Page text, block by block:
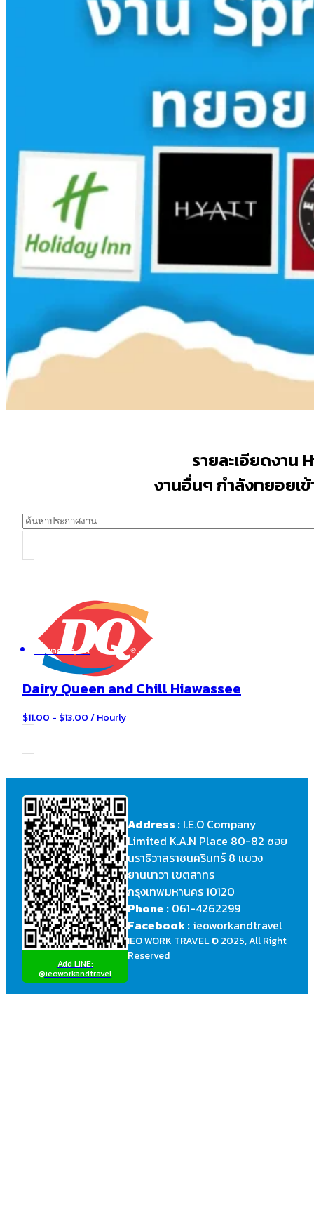
รายละเอียดงาน
งานอื่นๆ กำลังทยอยเ
Hiawassee, GA
Dairy Queen and Chill Hiawassee
$11.00 - $13.00 / Hourly
Add LINE:
@ieoworkandtravel
Address : I.E.O Company
Limited K.A.N Place 80-82 ซอย
นราธิวาสราชนครินทร์ 8 แขวง
ยานนาวา เขตสาทร
กรุงเทพมหานคร 10120
Phone : 061-4262299
Facebook : ieoworkandtravel
IEO WORK TRAVEL © 2025, All Right
Reserved